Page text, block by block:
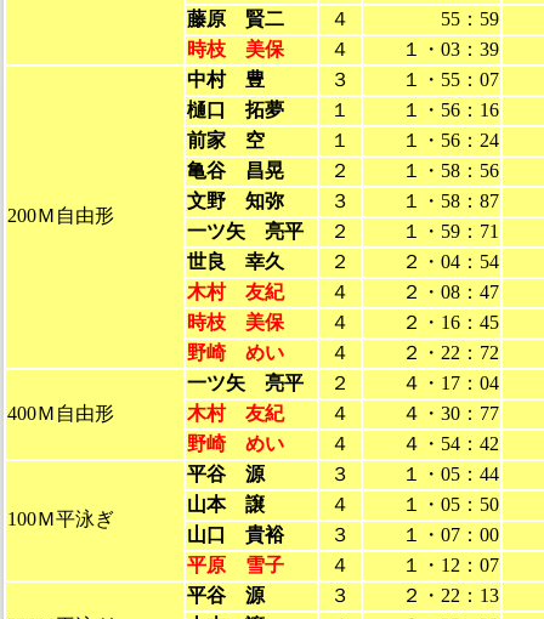
藤原 賢二
４
55：59
時枝 美保
４ １・03：39
200Ｍ自由形
中村 豊 ３
１・55：07
樋口 拓夢
１
１・56：16
前家 空
１
１・56：24
亀谷 昌晃
２
１・58：56
文野 知弥
３
１・58：87
一ツ矢 亮平
２
１・59：71
世良 幸久
２
２・04：54
木村 友紀
４
２・08：47
時枝 美保
４
２・16：45
野崎 めい
４ ２・22：72
400Ｍ自由形
一ツ矢 亮平 ２
４・17：04
木村 友紀
４
４・30：77
野崎 めい
４ ４・54：42
100Ｍ平泳ぎ
平谷 源 ３
１・05：44
山本 譲
４
１・05：50
山口 貴裕
３
１・07：00
平原 雪子
４ １・12：07
平谷 源 ３
２・22：13